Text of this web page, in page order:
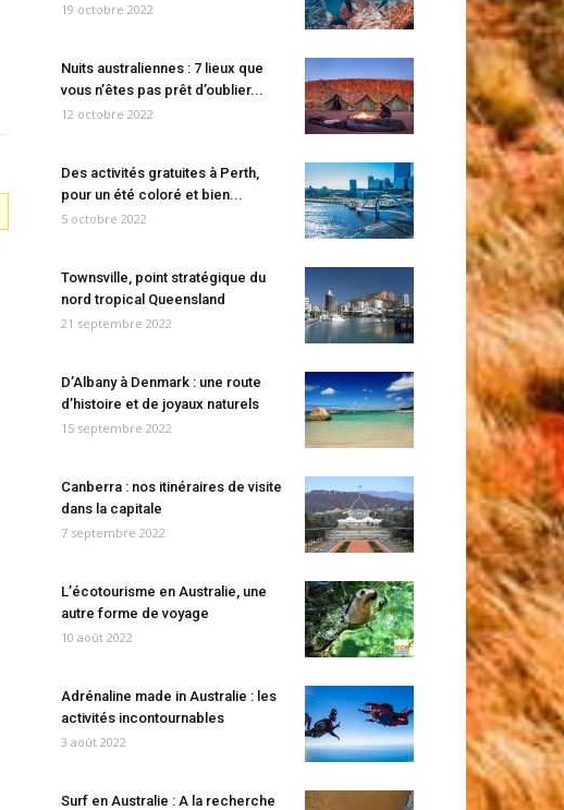
19 octobre 2022
Nuits australiennes : 7 lieux que
vous n’êtes pas prêt d’oublier...
12 octobre 2022
Des activités gratuites à Perth,
pour un été coloré et bien...
5 octobre 2022
Townsville, point stratégique du
nord tropical Queensland
21 septembre 2022
D’Albany à Denmark : une route
d’histoire et de joyaux naturels
15 septembre 2022
Canberra : nos itinéraires de visite
dans la capitale
7 septembre 2022
L’écotourisme en Australie, une
autre forme de voyage
10 août 2022
Adrénaline made in Australie : les
activités incontournables
3 août 2022
Surf en Australie : A la recherche